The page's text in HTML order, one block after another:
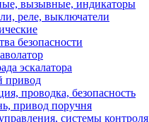
вызывные, индикаторы
реле, выключатели
безопасности
эскалатора
привод
проводка, безопасность
привод поручня
системы контроля